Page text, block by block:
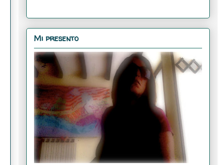
Mi presento